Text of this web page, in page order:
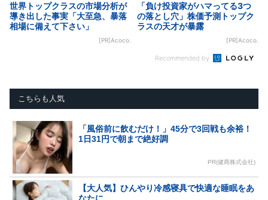
世界トップクラスの市場分析が
導き出した事実「大至急、暴落
相場に備えて下さい」
[PR]Acoco.
「負け投資家がハマってる3つ
の落とし穴」株価予測トップク
ラスの天才が暴露
[PR]Acoco.
Recommended by
こちらも人気
「風俗前に飲むだけ！」45分で3回戦も余裕！
1日31円で朝まで絶好調
PR(健商株式会社)
【大人気】ひんやり冷感寝具で快適な睡眠をあ